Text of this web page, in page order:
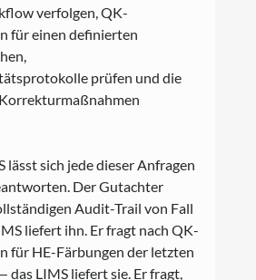
verfolgen, QK-
für einen definierten
prüfen und die
lässt sich jede dieser Anfragen
Der Gutachter
Audit-Trail von Fall
liefert ihn. Er fragt nach QK-
für HE-Färbungen der letzten
das LIMS liefert sie. Er fragt,